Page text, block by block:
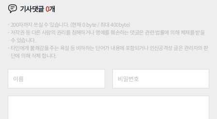
기사댓글0개
200자까지 쓰실 수 있습니다. (현재 0 byte / 최대 400byte)
저작권 등 다른 사람의 권리를 침해하거나 명예를 훼손하는 댓글은 관련 법률에 의해 제재를 받을
수 있습니다.
타인에게 불쾌감을 주는 욕설 등 비하하는 단어가 내용에 포함되거나 인신공격성 글은 관리자의 판
단에 의해 삭제 합니다.